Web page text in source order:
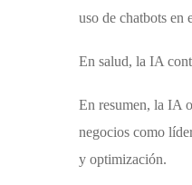
uso de chatbots en
En salud, la IA
En resumen, la IA
negocios como
y optimización.